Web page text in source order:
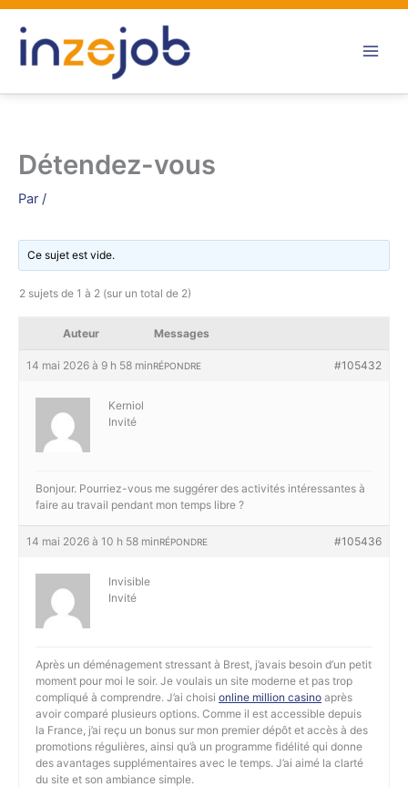
Aller
contenu
Détendez-vous
Par /
Ce sujet est vide.
2 sujets de 1 à 2 (sur un total de 2)
Auteur Messages
14 mai 2026 à 9 h 58 min #105432
RÉPONDRE
Kerniol
Invité
Bonjour. Pourriez-vous me suggérer des activités intéressantes à
faire au travail pendant mon temps libre ?
14 mai 2026 à 10 h 58 min #105436
RÉPONDRE
Invisible
Invité
Après un déménagement stressant à Brest, j’avais besoin d’un petit
moment pour moi le soir. Je voulais un site moderne et pas trop
compliqué à comprendre. J’ai choisi online million casino après
avoir comparé plusieurs options. Comme il est accessible depuis
la France, j’ai reçu un bonus sur mon premier dépôt et accès à des
promotions régulières, ainsi qu’à un programme fidélité qui donne
des avantages supplémentaires avec le temps. J’ai aimé la clarté
du site et son ambiance simple.